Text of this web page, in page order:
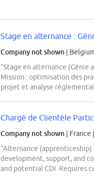
Stage en alternance :
Company not shown |
“Stage en alternance (Génie
Mission : optimisation des
projet et analyse
Chargé de Clientèle
Company not shown | France |
“Alternance (apprenticeship)
development, support, and
and potential CDI. Requires